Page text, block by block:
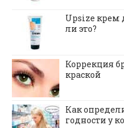
Upsize крем
ли это?
Коррекция
краской
Как
годности у